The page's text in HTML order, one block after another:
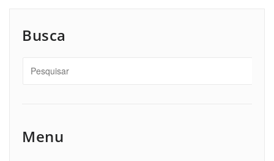
Busca
Menu